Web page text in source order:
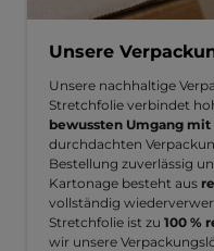
Unsere
Unsere nachhaltige
Stretchfolie verbindet
bewussten Umgang mit
durchdachten
Bestellung zuverlässig
Kartonage besteht aus
vollständig
Stretchfolie ist zu 100 %
wir unsere